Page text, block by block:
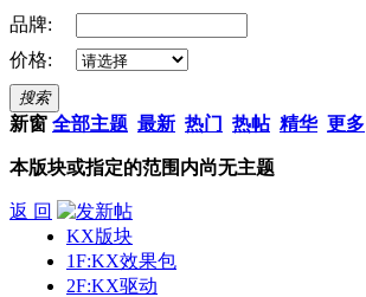
品牌:
价格:
搜索
新窗 全部主题 最新 热门 热帖 精华 更多
本版块或指定的范围内尚无主题
返 回
KX版块
1F:KX效果包
2F:KX驱动